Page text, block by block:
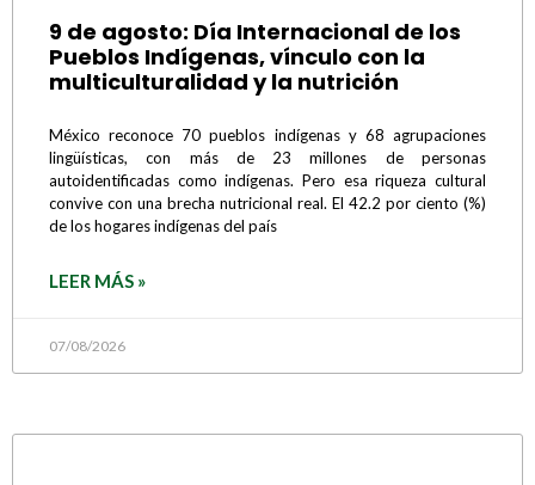
9 de agosto: Día Internacional de los
Pueblos Indígenas, vínculo con la
multiculturalidad y la nutrición
México reconoce 70 pueblos indígenas y 68 agrupaciones
lingüísticas, con más de 23 millones de personas
autoidentificadas como indígenas. Pero esa riqueza cultural
convive con una brecha nutricional real. El 42.2 por ciento (%)
de los hogares indígenas del país
LEER MÁS »
07/08/2026